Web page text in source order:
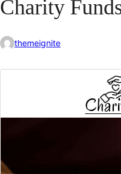
Charity
themeignite